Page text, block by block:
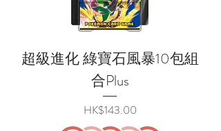
超級進化 綠寶石風暴10包組
合Plus
價格
HK$143.00